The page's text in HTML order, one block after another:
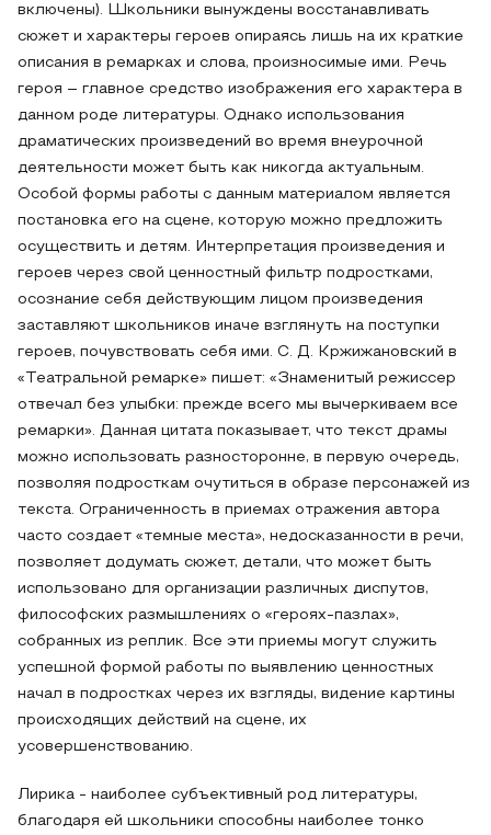
включены). Школьники вынуждены восстанавливать
сюжет и характеры героев опираясь лишь на их краткие
описания в ремарках и слова, произносимые ими. Речь
героя – главное средство изображения его характера в
данном роде литературы. Однако использования
драматических произведений во время внеурочной
деятельности может быть как никогда актуальным.
Особой формы работы с данным материалом является
постановка его на сцене, которую можно предложить
осуществить и детям. Интерпретация произведения и
героев через свой ценностный фильтр подростками,
осознание себя действующим лицом произведения
заставляют школьников иначе взглянуть на поступки
героев, почувствовать себя ими. С. Д. Кржижановский в
«Театральной ремарке» пишет: «Знаменитый режиссер
отвечал без улыбки: прежде всего мы вычеркиваем все
ремарки». Данная цитата показывает, что текст драмы
можно использовать разносторонне, в первую очередь,
позволяя подросткам очутиться в образе персонажей из
текста. Ограниченность в приемах отражения автора
часто создает «темные места», недосказанности в речи,
позволяет додумать сюжет, детали, что может быть
использовано для организации различных диспутов,
философских размышлениях о «героях-пазлах»,
собранных из реплик. Все эти приемы могут служить
успешной формой работы по выявлению ценностных
начал в подростках через их взгляды, видение картины
происходящих действий на сцене, их
усовершенствованию.
Лирика - наиболее субъективный род литературы,
благодаря ей школьники способны наиболее тонко